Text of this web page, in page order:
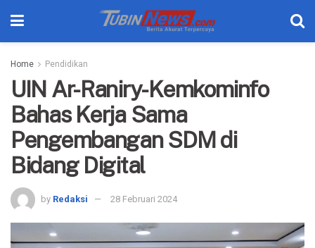
Home Pendidikan
UIN Ar-Raniry-Kemkominfo
Bahas Kerja Sama
Pengembangan SDM di
Bidang Digital
by Redaksi 28 Februari 2024